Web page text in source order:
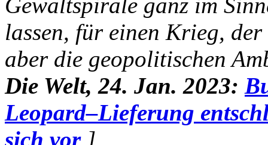
lassen, für einen Krieg,
aber die geopolitischen
Die Welt, 24. Jan. 2023:
Leopard–Lieferung
sich vor]